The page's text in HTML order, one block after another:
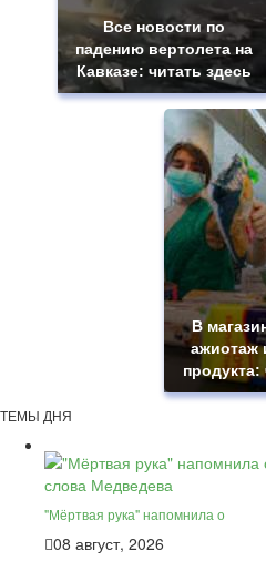
Все новости по
падению вертолета на
Кавказе: читать здесь
В
ажиотаж
продукта:
ТЕМЫ ДНЯ
"Мёртвая рука" напомнила о
08 август, 2026